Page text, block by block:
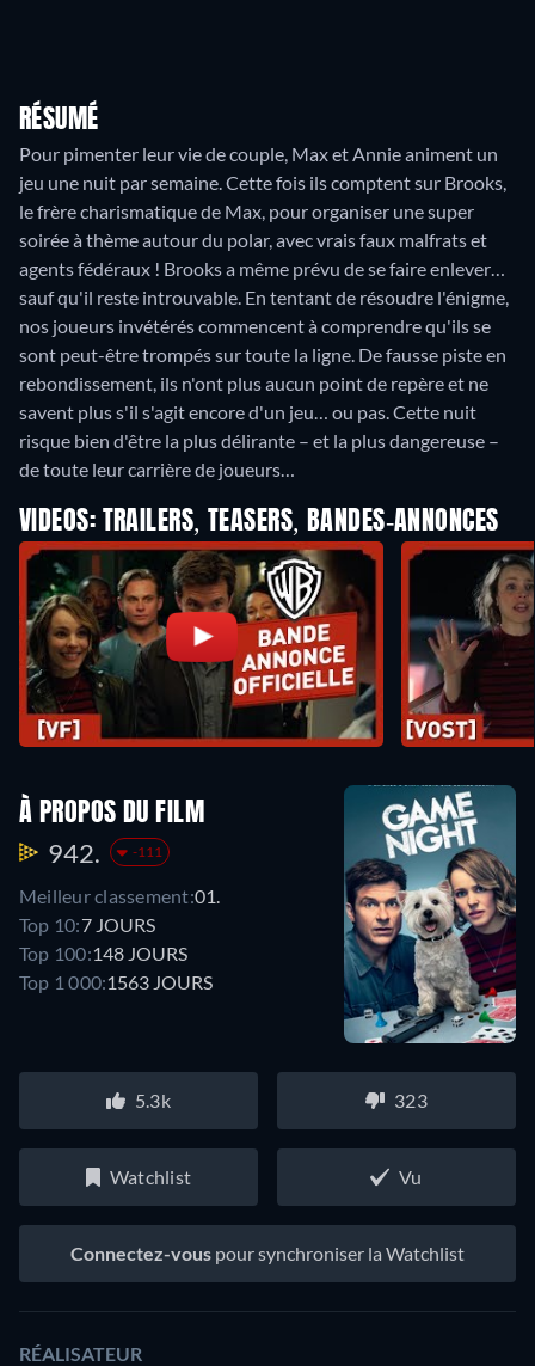
RÉSUMÉ
Pour pimenter leur vie de couple, Max et Annie animent un
jeu une nuit par semaine. Cette fois ils comptent sur Brooks,
le frère charismatique de Max, pour organiser une super
soirée à thème autour du polar, avec vrais faux malfrats et
agents fédéraux ! Brooks a même prévu de se faire enlever…
sauf qu'il reste introuvable. En tentant de résoudre l'énigme,
nos joueurs invétérés commencent à comprendre qu'ils se
sont peut-être trompés sur toute la ligne. De fausse piste en
rebondissement, ils n'ont plus aucun point de repère et ne
savent plus s'il s'agit encore d'un jeu… ou pas. Cette nuit
risque bien d'être la plus délirante – et la plus dangereuse –
de toute leur carrière de joueurs…
VIDEOS: TRAILERS, TEASERS, BANDES-ANNONCES
À PROPOS DU FILM
942. -111
Meilleur classement:01.
Top 10:7 JOURS
Top 100:148 JOURS
Top 1 000:1563 JOURS
5.3k 323
Watchlist Vu
Connectez-vous pour synchroniser la Watchlist
RÉALISATEUR